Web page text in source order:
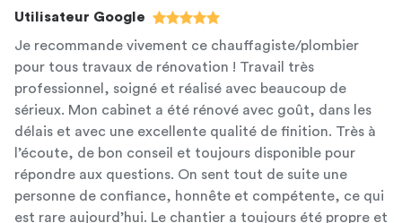
Utilisateur Google
Je recommande vivement ce chauffagiste/plombier
pour tous travaux de rénovation ! Travail très
professionnel, soigné et réalisé avec beaucoup de
sérieux. Mon cabinet a été rénové avec goût, dans les
délais et avec une excellente qualité de finition. Très à
l’écoute, de bon conseil et toujours disponible pour
répondre aux questions. On sent tout de suite une
personne de confiance, honnête et compétente, ce qui
est rare aujourd’hui. Le chantier a toujours été propre et